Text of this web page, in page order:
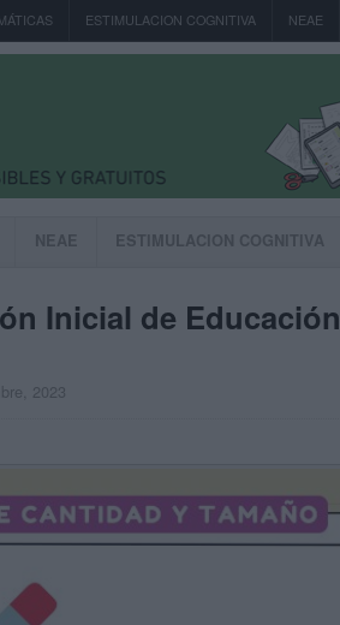
ESTIMULACION COGNITIVA NEAE
NEAE ESTIMULACION COGNITIVA
Inicial de Educación
2023